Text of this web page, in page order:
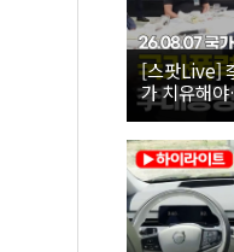
[스팟Live]
가 치유해
26.08.07 국